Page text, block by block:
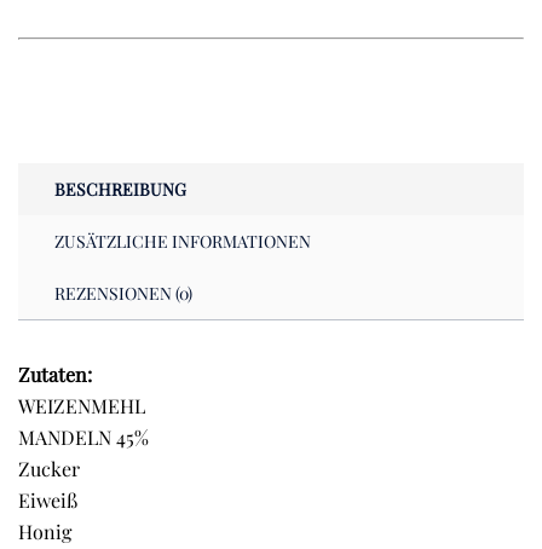
-
BESCHREIBUNG
ZUSÄTZLICHE INFORMATIONEN
REZENSIONEN (0)
Zutaten:
WEIZENMEHL
MANDELN 45%
Zucker
Eiweiß
Honig